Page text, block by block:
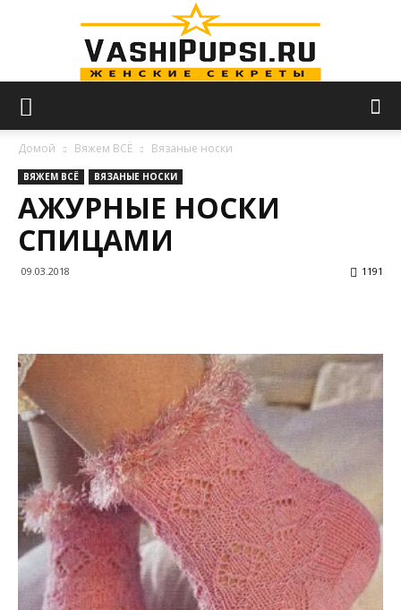
—
секреты
Домой Вяжем ВСЁ Вязаные носки
ВЯЖЕМ ВСЁ ВЯЗАНЫЕ НОСКИ
АЖУРНЫЕ НОСКИ
СПИЦАМИ
09.03.2018 1191